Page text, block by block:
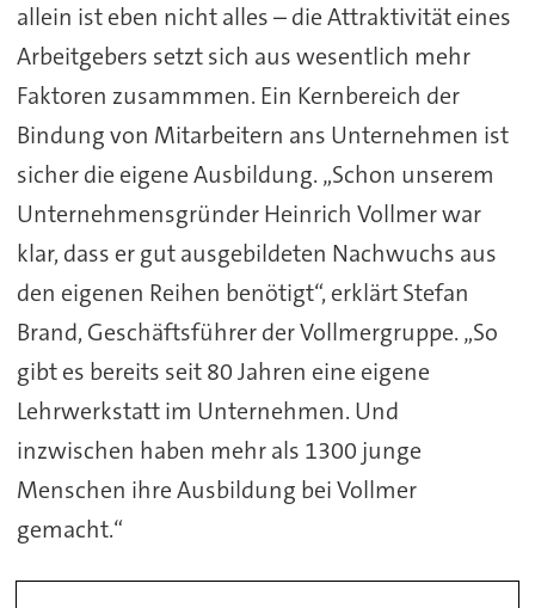
allein ist eben nicht alles – die Attraktivität eines
Arbeitgebers setzt sich aus wesentlich mehr
Faktoren zusammmen. Ein Kernbereich der
Bindung von Mitarbeitern ans Unternehmen ist
sicher die eigene Ausbildung. „Schon unserem
Unternehmensgründer Heinrich Vollmer war
klar, dass er gut ausgebildeten Nachwuchs aus
den eigenen Reihen benötigt“, erklärt Stefan
Brand, Geschäftsführer der Vollmergruppe. „So
gibt es bereits seit 80 Jahren eine eigene
Lehrwerkstatt im Unternehmen. Und
inzwischen haben mehr als 1300 junge
Menschen ihre Ausbildung bei Vollmer
gemacht.“